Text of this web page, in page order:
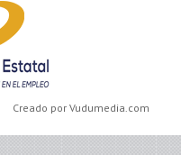
Creado por Vudumedia.com